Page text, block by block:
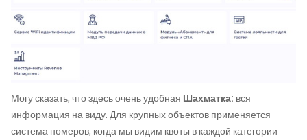
Могу сказать, что здесь очень удобная Шахматка: вся
информация на виду. Для крупных объектов применяется
система номеров, когда мы видим квоты в каждой категории